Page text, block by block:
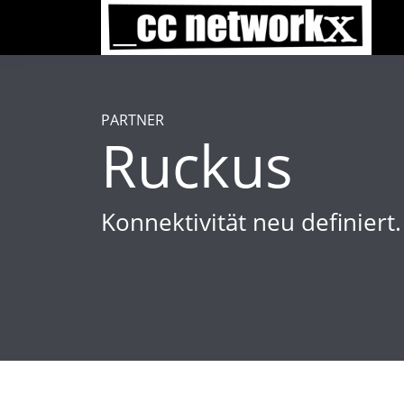
PARTNER
Ruckus
Konnektivität neu definiert.